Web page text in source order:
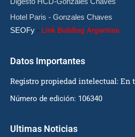
Hotel Paris - Gonzales Chaves
SEOFy - Link Building Argentina
Datos Importantes
Registro propiedad intelectual: En
Número de edición: 106340
Ultimas Noticias